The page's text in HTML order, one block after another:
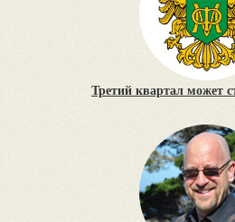
Третий квартал может